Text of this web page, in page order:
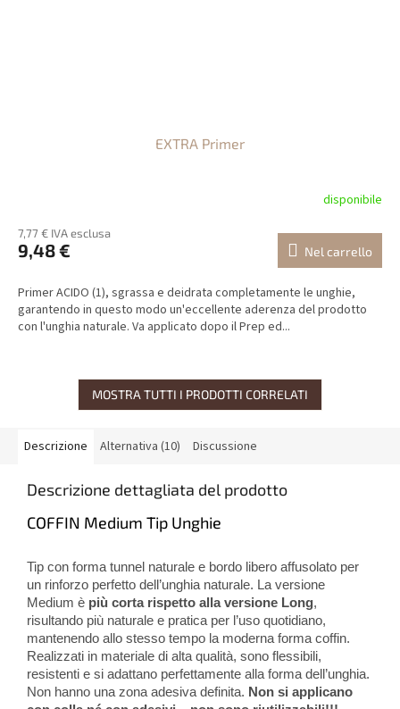
EXTRA Primer
disponibile
7,77 € IVA esclusa
9,48 € Nel carrello
Primer ACIDO (1), sgrassa e deidrata completamente le unghie,
garantendo in questo modo un'eccellente aderenza del prodotto
con l'unghia naturale. Va applicato dopo il Prep ed...
MOSTRA TUTTI I PRODOTTI CORRELATI
Descrizione Alternativa (10) Discussione
Descrizione dettagliata del prodotto
COFFIN Medium Tip Unghie
Tip con forma tunnel naturale e bordo libero affusolato per
un rinforzo perfetto dell’unghia naturale. La versione
Medium è più corta rispetto alla versione Long,
risultando più naturale e pratica per l’uso quotidiano,
mantenendo allo stesso tempo la moderna forma coffin.
Realizzati in materiale di alta qualità, sono flessibili,
resistenti e si adattano perfettamente alla forma dell’unghia.
Non hanno una zona adesiva definita. Non si applicano